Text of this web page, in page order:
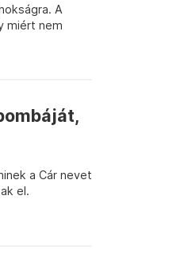
A
miért nem
a Cár nevet
el.